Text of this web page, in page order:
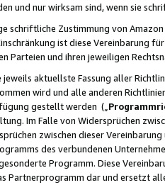
und nur wirksam sind, wenn sie
schriftliche Zustimmung von
ist diese Vereinbarung
Parteien und ihren jeweiligen
aktuellste Fassung aller
wird und alle anderen
gestellt werden („
Im Falle von Widersprüchen
zwischen dieser
des verbundenen
Programm. Diese
Partnerprogramm dar und ersetzt